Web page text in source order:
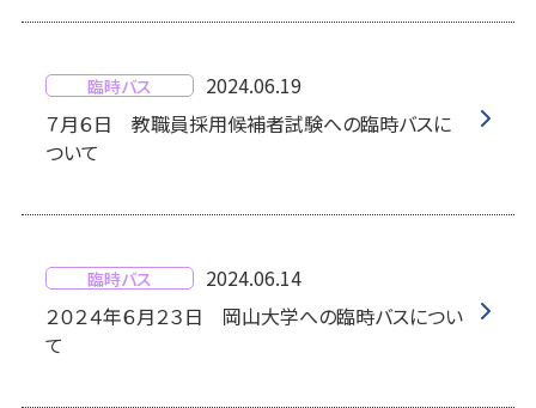
臨時バス
2024.06.19
７月６日 教職員採用候補者試験への臨時バスに
ついて
臨時バス
2024.06.14
２０２４年６月２３日 岡山大学への臨時バスについ
て